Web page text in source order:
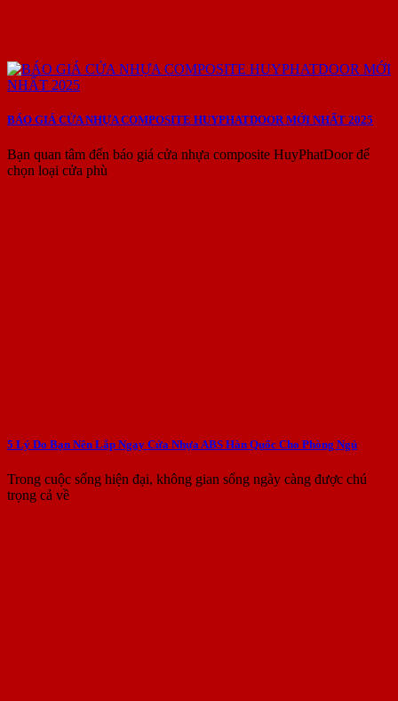
BÁO GIÁ CỬA NHỰA COMPOSITE HUYPHATDOOR MỚI NHẤT 2025
Bạn quan tâm đến báo giá cửa nhựa composite HuyPhatDoor để
chọn loại cửa phù
5 Lý Do Bạn Nên Lắp Ngay Cửa Nhựa ABS Hàn Quốc Cho Phòng Ngủ
Trong cuộc sống hiện đại, không gian sống ngày càng được chú
trọng cả về